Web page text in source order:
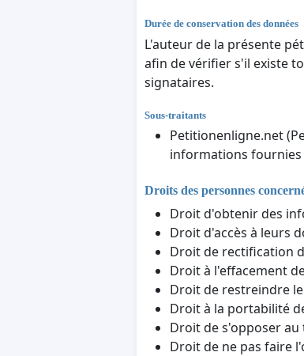
Durée de conservation des données
L'auteur de la présente
afin de vérifier s'il existe
signataires.
Sous-traitants
Petitionenligne.net
informations fournies
Droits des personnes
Droit d'obtenir des
Droit d'accès à leurs
Droit de rectification
Droit à l'effacement
Droit de restreindre
Droit à la portabilité
Droit de s'opposer
Droit de ne pas faire